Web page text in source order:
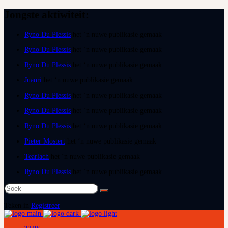
Ryno Du Plessis
Ryno Du Plessis
Ryno Du Plessis
Juanri
Ryno Du Plessis
Ryno Du Plessis
Ryno Du Plessis
Pieter Mostert
Tearlach
Ryno Du Plessis
Registreer